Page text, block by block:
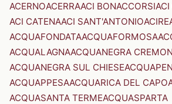
ACERNOACERRAACI BONACCORSI
ACI CATENAACI SANT'ANTONIO
ACQUAFONDATAACQUAFORMOSA
ACQUALAGNAACQUANEGRA
ACQUANEGRA SUL CHIESE
ACQUAPPESAACQUARICA DEL CAPO
ACQUASANTA TERMEACQUASPARTA